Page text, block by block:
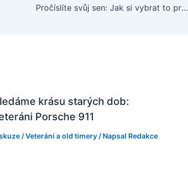
Pročíslíte svůj sen: Jak si vybrat to pravé auto pro váš životní styl
krásu starých dob:
Porsche 911
/Veteráni a old timery/ Napsal Redakce